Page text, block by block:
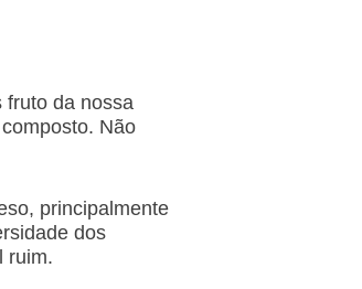
fruto da nossa
Não
principalmente
dos
ruim.